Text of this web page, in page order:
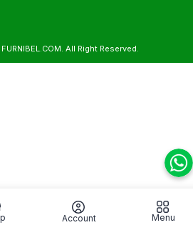
FURNIBEL.COM. All Right Reserved.
Account Menu